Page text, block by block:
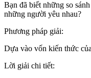
Bạn đã biết những so
những người yêu nhau?
Phương pháp giải:
Dựa vào vốn kiến thức
Lời giải chi tiết: